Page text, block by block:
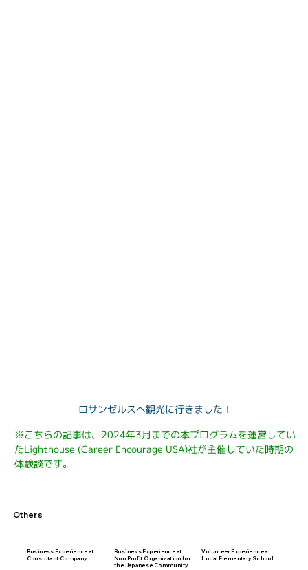
ロサンゼルスへ観光に行きました！
※こちらの記事は、2024年3月までの本プログラムを運営してい
たLighthouse (Career Encourage USA)社が主催していた時期の
体験談です。
Others
Business Experience at
Consultant Company
Business Experience at
Non Profit Organization for
the Japanese Community
Volunteer Experience at
Local Elementary School